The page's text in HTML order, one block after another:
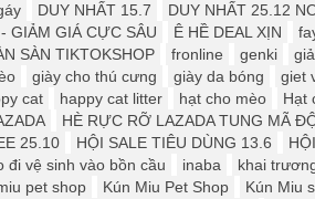
DUY NHẤT 15.7 DUY NHẤT 25.12
GIẢM GIÁ CỰC SÂU
Ê HỀ DEAL XỊN
SÀN TIKTOKSHOP
fronline genki
giày cho thú cưng giày da bóng giet
cat happy cat litter hạt cho mèo Hạt
HÈ RỰC RỠ LAZADA TUNG MÃ
25.10
HỘI SALE TIÊU DÙNG 13.6
đi vệ sinh vào bồn cầu
inaba khai
pet shop Kún Miu Pet Shop Kún Miu